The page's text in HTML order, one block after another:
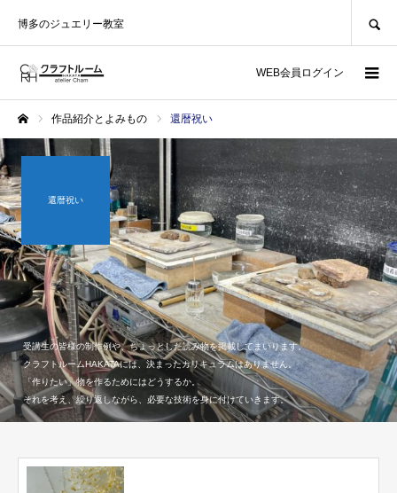
博多のジュエリー教室
WEB会員ログイン
作品紹介とよみもの 還暦祝い
還暦祝い
受講生の皆様の制作例や、ちょっとした読み物を掲載してまいります。
クラフトルームHAKATAには、決まったカリキュラムはありません。
「作りたい」物を作るためにはどうするか。
それを考え、繰り返しながら、必要な技術を身に付けていきます。